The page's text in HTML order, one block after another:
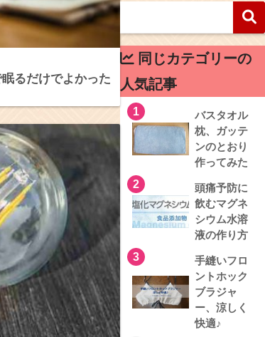
るだけでよかった
同じカテゴリーの
人気記事
1
バスタオル
枕、ガッテ
ンのとおり
作ってみた
2
頭痛予防に
飲むマグネ
シウム水溶
液の作り方
3
手縫いフロ
ントホック
ブラジャ
ー、涼しく
快適♪